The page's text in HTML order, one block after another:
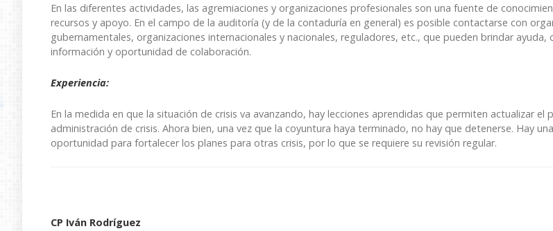
En las diferentes actividades, las agremiaciones y organizaciones profesionales son una fuente de
recursos y apoyo. En el campo de la auditoría (y de la contaduría en general) es posible contactarse con
gubernamentales, organizaciones internacionales y nacionales, reguladores, etc., que pueden brindar ayuda,
información y oportunidad de colaboración.
Experiencia:
En la medida en que la situación de crisis va avanzando, hay lecciones aprendidas que permiten actualizar el
administración de crisis. Ahora bien, una vez que la coyuntura haya terminado, no hay que detenerse. Hay una
oportunidad para fortalecer los planes para otras crisis, por lo que se requiere su revisión regular.
CP Iván Rodríguez